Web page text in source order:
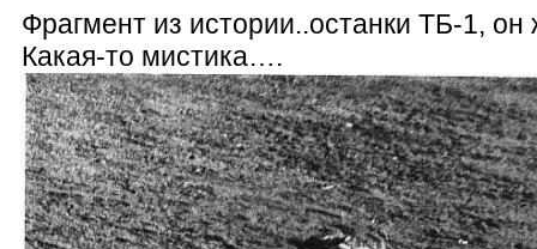
Фрагмент из истории..останки ТБ-1,
Какая-то мистика….